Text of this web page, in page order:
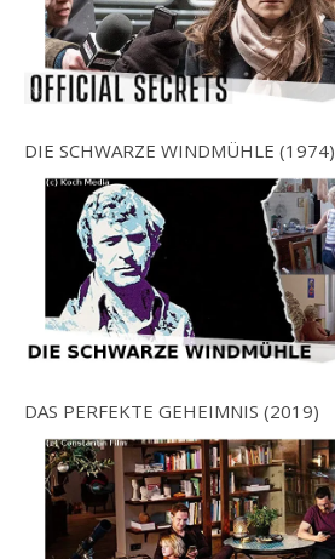
DIE SCHWARZE WINDMÜHLE (1974)
DAS PERFEKTE GEHEIMNIS (2019)